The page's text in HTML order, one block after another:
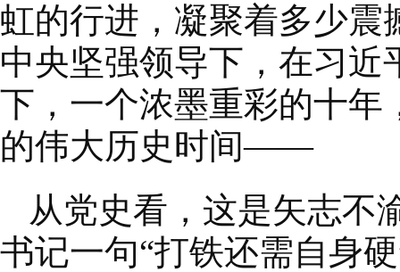
虹的行进，凝聚着多少震
中央坚强领导下，在习
下，一个浓墨重彩的十年
的伟大历史时间——
从党史看，这是矢志不
书记一句“打铁还需自身